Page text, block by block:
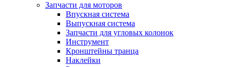
Запчасти для моторов
Впускная система
Выпускная система
Запчасти для угловых колонок
Инструмент
Кронштейны транца
Наклейки